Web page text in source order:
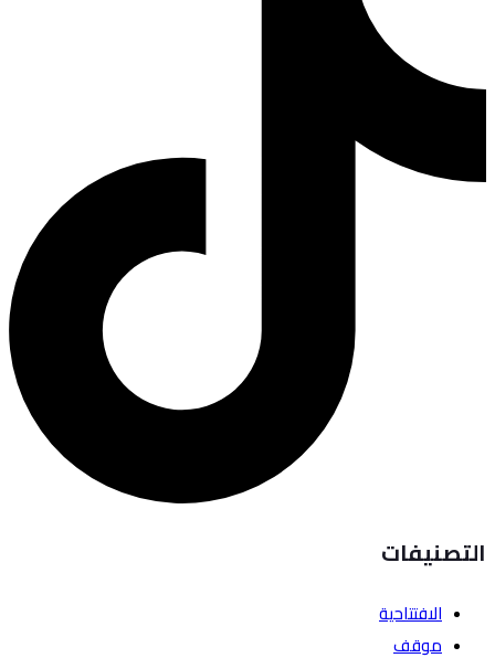
التصنيفات
الافتتاحية
موقف